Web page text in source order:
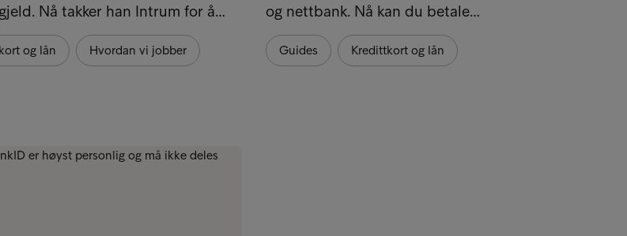
Nå takker han Intrum for å…
og lån Hvordan vi jobber
og nettbank. Nå kan du betale…
Guides Kredittkort og lån